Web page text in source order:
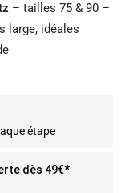
– tailles 75 & 90 –
large, idéales
étape
dès 49€*